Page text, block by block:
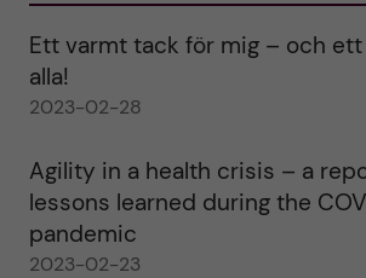
Ett varmt tack för mig – och
alla!
2023-02-28
Agility in a health crisis – a
lessons learned during the
pandemic
2023-02-23